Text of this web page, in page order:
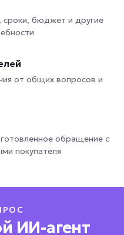
бюджет и другие
от общих вопросов и
обращение с
покупателя
ИИ-агент